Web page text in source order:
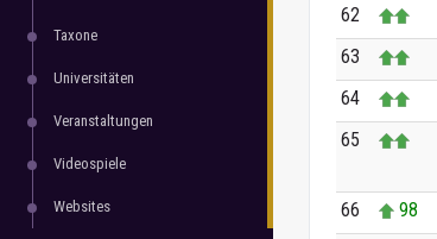
Taxone
Universitäten
Veranstaltungen
Videospiele
Websites
62
63
64
65
66 98